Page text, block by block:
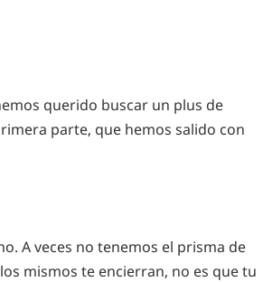
querido buscar un plus de
parte, que hemos salido con
A veces no tenemos el prisma de
mismos te encierran, no es que tu